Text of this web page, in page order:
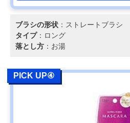
ブラシの形状 ：ストレートブラシ
タイプ：ロング
落とし方 ：お湯
PICK UP④